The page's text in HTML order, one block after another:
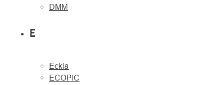
DMM
E
Eckla
ECOPIC